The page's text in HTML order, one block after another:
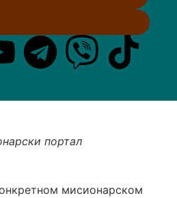
портал
мисионарском